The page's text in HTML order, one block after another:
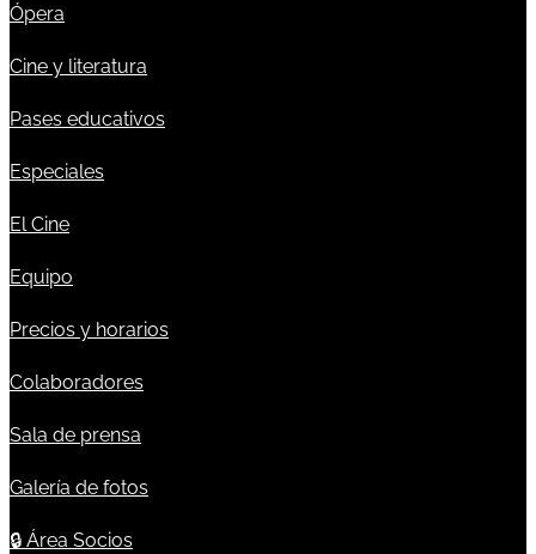
Ópera
Cine y literatura
Pases educativos
Especiales
El Cine
Equipo
Precios y horarios
Colaboradores
Sala de prensa
Galería de fotos
🔒 Área Socios